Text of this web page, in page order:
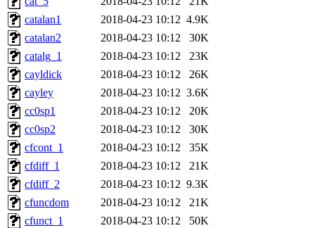
catalan1
2018-04-23 10:12 4.9K
catalan2
2018-04-23 10:12
30K
catalg_1
2018-04-23 10:12
23K
cayldick
2018-04-23 10:12
26K
cayley
2018-04-23 10:12 3.6K
cc0sp1
2018-04-23 10:12
20K
cc0sp2
2018-04-23 10:12
30K
cfcont_1
2018-04-23 10:12
35K
cfdiff_1
2018-04-23 10:12
21K
cfdiff_2
2018-04-23 10:12 9.3K
cfuncdom
2018-04-23 10:12
21K
cfunct_1
2018-04-23 10:12
50K